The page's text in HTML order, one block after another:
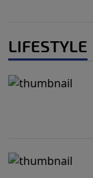
LIFESTYLE